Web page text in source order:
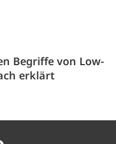
Begriffe von Low-
erklärt